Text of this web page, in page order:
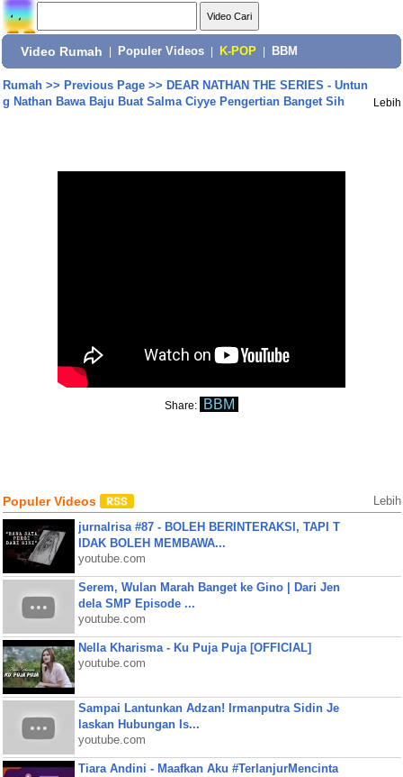
Video Rumah Populer Videos K-POP BBM
Rumah>> Previous Page>> DEAR NATHAN THE SERIES - Untun
g Nathan Bawa Baju Buat Salma Ciyye Pengertian Banget Sih
Lebih
Share: BBM
Populer Videos Lebih
jurnalrisa #87 - BOLEH BERINTERAKSI, TAPI T
IDAK BOLEH MEMBAWA...
youtube.com
Serem, Wulan Marah Banget ke Gino | Dari Jen
dela SMP Episode ...
youtube.com
Nella Kharisma - Ku Puja Puja [OFFICIAL]
youtube.com
Sampai Lantunkan Adzan! Irmanputra Sidin Je
laskan Hubungan Is...
youtube.com
Tiara Andini - Maafkan Aku #TerlanjurMencinta